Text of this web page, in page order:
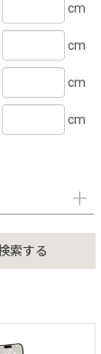
cm
cm
cm
cm